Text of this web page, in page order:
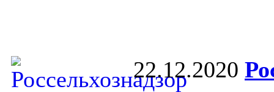
22.12.2020